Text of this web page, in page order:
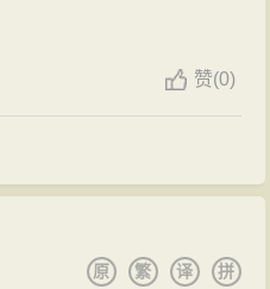
在小学时就已读到过
”至于以前有人对知名作家
句子。由此可见，李贺诗
。而李贺之所以能有这么
不是敷衍了事，而是进行
早登科第，振其家声，但
的李贺参加房式主持，韩
安应进士举。可是“阖扇
，谓李贺父名“晋肃”、“晋”
赞(0)
拼
译
繁
原